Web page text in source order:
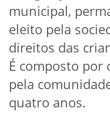
municipal,
eleito pela
direitos das
É composto por
pela
quatro anos.